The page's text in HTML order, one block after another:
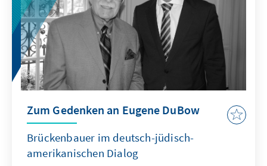
Zum Gedenken an Eugene DuBow
Brückenbauer im deutsch-jüdisch-
amerikanischen Dialog